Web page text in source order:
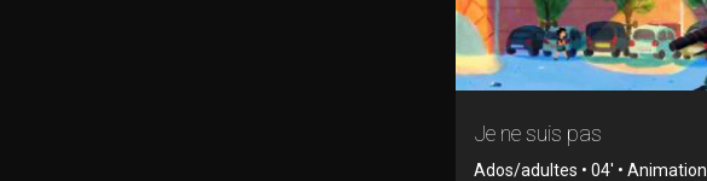
Je ne suis pas
Ados/adultes • 04' • Animation